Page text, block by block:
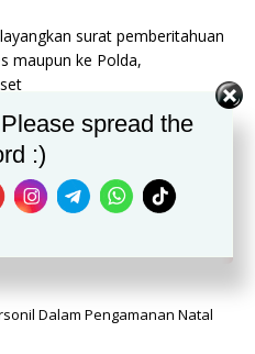
surat pemberitahuan
maupun ke Polda,
mogok kerja.Demikian yang
Dalam Pengamanan Natal
spread the
:)